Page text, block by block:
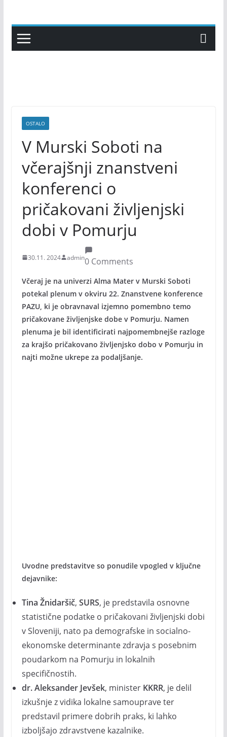
content
OSTALO
V Murski Soboti na
včerajšnji znanstveni
konferenci o
pričakovani življenjski
dobi v Pomurju
30.11. 2024 admin0 Comments
Včeraj je na univerzi Alma Mater v Murski Soboti
potekal plenum v okviru 22. Znanstvene konference
PAZU, ki je obravnaval izjemno pomembno temo
pričakovane življenjske dobe v Pomurju. Namen
plenuma je bil identificirati najpomembnejše razloge
za krajšo pričakovano življenjsko dobo v Pomurju in
najti možne ukrepe za podaljšanje.
Uvodne predstavitve so ponudile vpogled v ključne
dejavnike:
Tina Žnidaršič, SURS, je predstavila osnovne
statistične podatke o pričakovani življenjski dobi
v Sloveniji, nato pa demografske in socialno-
ekonomske determinante zdravja s posebnim
poudarkom na Pomurju in lokalnih
specifičnostih.
dr. Aleksander Jevšek, ministerKKRR, je delil
izkušnje z vidika lokalne samouprave ter
predstavil primere dobrih praks, ki lahko
izboljšajo zdravstvene kazalnike.